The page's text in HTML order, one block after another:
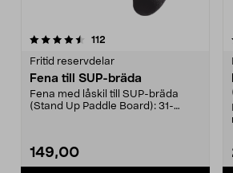
112
Fritid reservdelar
Fena till SUP-bräda
Fena med låskil till SUP-bräda
(Stand Up Paddle Board): 31-
149,00
4.5 av 5 stjärnor